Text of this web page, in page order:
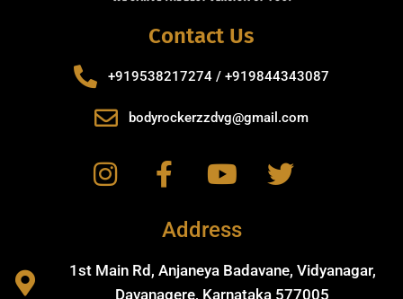
Contact Us
+919538217274 / +919844343087
bodyrockerzzdvg@gmail.com
Address
1st Main Rd, Anjaneya Badavane, Vidyanagar,
Davanagere, Karnataka 577005